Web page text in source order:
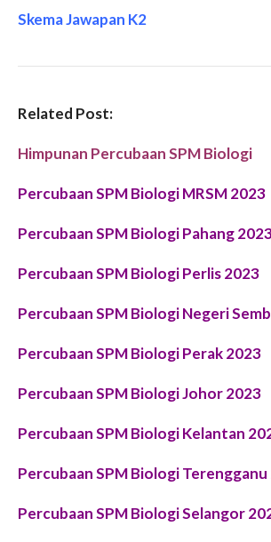
Skema Jawapan K2
Related Post:
Himpunan Percubaan SPM Biologi
Percubaan SPM Biologi MRSM 2023
Percubaan SPMBiologi Pahang
Percubaan SPMBiologi Perlis2023
Percubaan SPMBiologi Negeri
Percubaan SPMBiologi Perak2023
Percubaan SPMBiologi Johor2023
Percubaan SPMBiologi Kelantan
Percubaan SPMBiologi Terengganu
Percubaan SPMBiologi Selangor